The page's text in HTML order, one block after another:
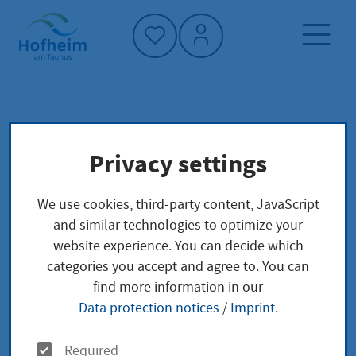
Home"
Aktuelles aus Hofheim
Tag der
Kinderbetreuung
Tuesday, 12.05.2026
Privacy settings
We use cookies, third-party content, JavaScript
and similar technologies to optimize your
website experience. You can decide which
categories you accept and agree to. You can
find more information in our
Data protection notices / Imprint.
O
Required